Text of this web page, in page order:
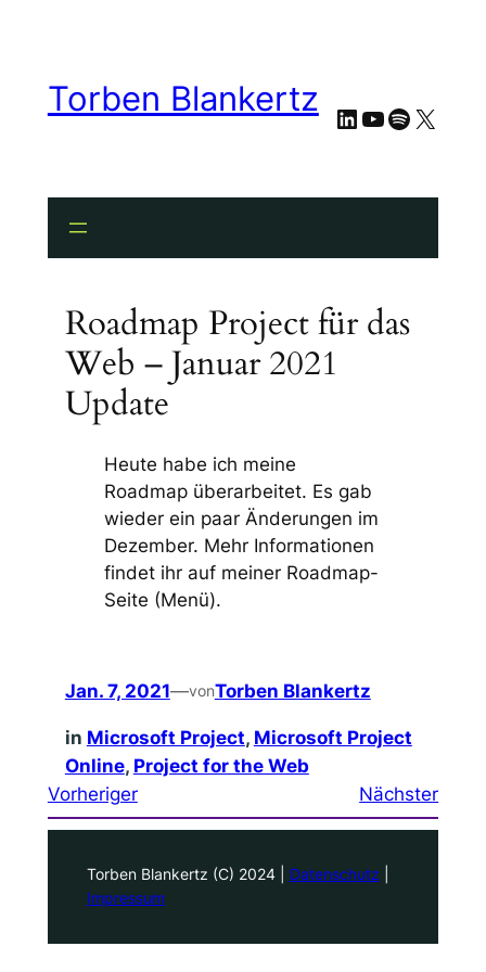
Torben Blankertz LinkedIn
YouTube
Spotify
X
Roadmap Project für das
Web – Januar 2021
Update
Heute habe ich meine
Roadmap überarbeitet. Es gab
wieder ein paar Änderungen im
Dezember. Mehr Informationen
findet ihr auf meiner Roadmap-
Seite (Menü).
Jan. 7, 2021—vonTorben Blankertz
in Microsoft Project, Microsoft Project
Online, Project for the Web
Vorheriger
Nächster
Torben Blankertz (C) 2024 | Datenschutz
Impressum